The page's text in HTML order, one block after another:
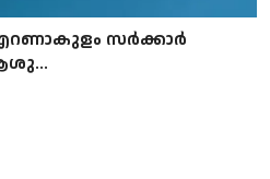
സർക്കാർ